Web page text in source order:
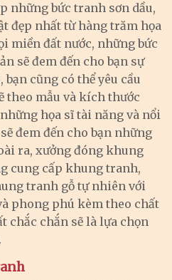
những bức tranh sơn dầu,
đẹp nhất từ hàng trăm họa
miền đất nước, những bức
sẽ đem đến cho bạn sự
cũng có thể yêu cầu
theo mẫu và kích thước
họa sĩ tài năng và nổi
đem đến cho bạn những
ra, xưởng đóng khung
cung cấp khung tranh,
tranh gỗ tự nhiên với
phong phú kèm theo chất
chắc chắn sẽ là lựa chọn